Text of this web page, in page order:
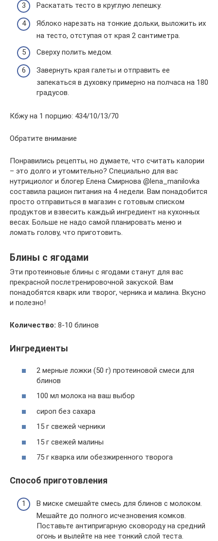
Раскатать тесто в круглую лепешку.
Яблоко нарезать на тонкие дольки, выложить их
на тесто, отступая от края 2 сантиметра.
Сверху полить медом.
Завернуть края галеты и отправить ее
запекаться в духовку примерно на полчаса на 180
градусов.
Кбжу на 1 порцию: 434/10/13/70
Обратите внимание
Понравились рецепты, но думаете, что считать калории
– это долго и утомительно? Специально для вас
нутрициолог и блогер Елена Смирнова @lena_manilovka
составила рацион питания на 4 недели. Вам понадобится
просто отправиться в магазин с готовым списком
продуктов и взвесить каждый ингредиент на кухонных
весах. Больше не надо самой планировать меню и
ломать голову, что приготовить.
Блины с ягодами
Эти протеиновые блины с ягодами станут для вас
прекрасной послетренировочной закуской. Вам
понадобятся кварк или творог, черника и малина. Вкусно
и полезно!
Количество: 8-10 блинов
Ингредиенты
2 мерные ложки (50 г) протеиновой смеси для
блинов
100 мл молока на ваш выбор
сироп без сахара
15 г свежей черники
15 г свежей малины
75 г кварка или обезжиренного творога
Способ приготовления
В миске смешайте смесь для блинов с молоком.
Мешайте до полного исчезновения комков.
Поставьте антипригарную сковороду на средний
огонь и вылейте на нее тонкий слой теста.